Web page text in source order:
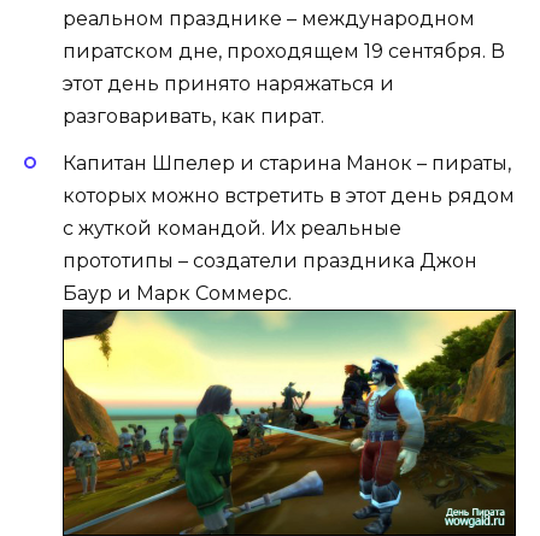
реальном празднике – международном
пиратском дне, проходящем 19 сентября. В
этот день принято наряжаться и
разговаривать, как пират.
Капитан Шпелер и старина Манок – пираты,
которых можно встретить в этот день рядом
с жуткой командой. Их реальные
прототипы – создатели праздника Джон
Баур и Марк Соммерс.